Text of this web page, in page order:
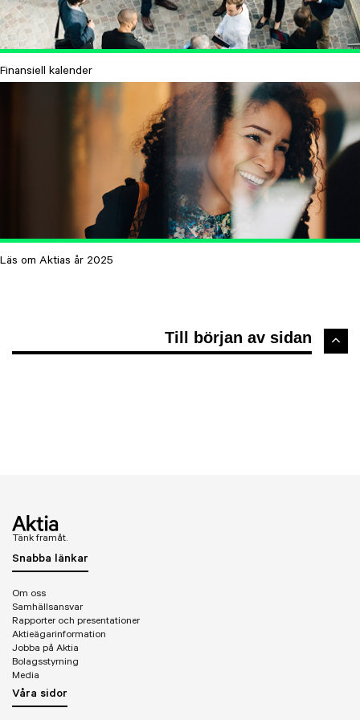
Finansiell kalender
Läs om Aktias år 2025
Till början av sidan
Tänk framåt.
Snabba länkar
Om oss
Samhällsansvar
Rapporter och presentationer
Aktieägarinformation
Jobba på Aktia
Bolagsstyrning
Media
Våra sidor